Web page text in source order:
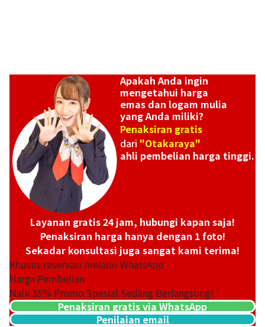
Apakah Anda ingin
mengetahui harga
emas dan logam mulia
yang Anda miliki?
Penaksiran gratis
dari "Otakaraya"
ahli pembelian harga tinggi.
Layanan gratis 24 jam, hubungi kapan saja!
Penaksiran harga hanya dengan 1 foto!
Sekadar konsultasi juga sangat kami terima!
Khusus reservasi melalui WhatsApp
Harga Pembelian
Naik35% Promo Spesial Sedang Berlangsung!
Penaksiran gratis via WhatsApp
Penilaian email